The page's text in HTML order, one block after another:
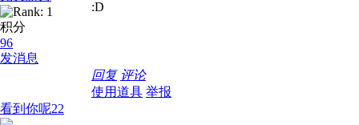
积分
96
发消息
:D
回复 评论
使用道具 举报
看到你呢22